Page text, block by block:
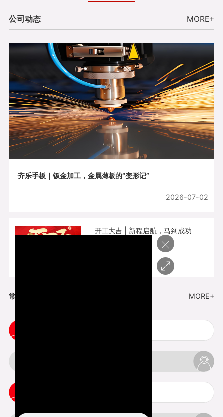
公司动态 MORE+
齐乐手板｜钣金加工，金属薄板的“变形记”
2026-07-02
开工大吉 | 新程启航，马到成功
常见问题 MORE+
×